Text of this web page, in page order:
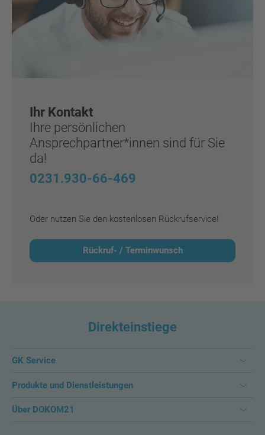
Ihr Kontakt
Ihre persönlichen
Ansprechpartner*innen sind für Sie
da!
0231.930-66-469
Oder nutzen Sie den kostenlosen Rückrufservice!
Rückruf- / Terminwunsch
Direkteinstiege
GK Service
Produkte und Dienstleistungen
Über DOKOM21